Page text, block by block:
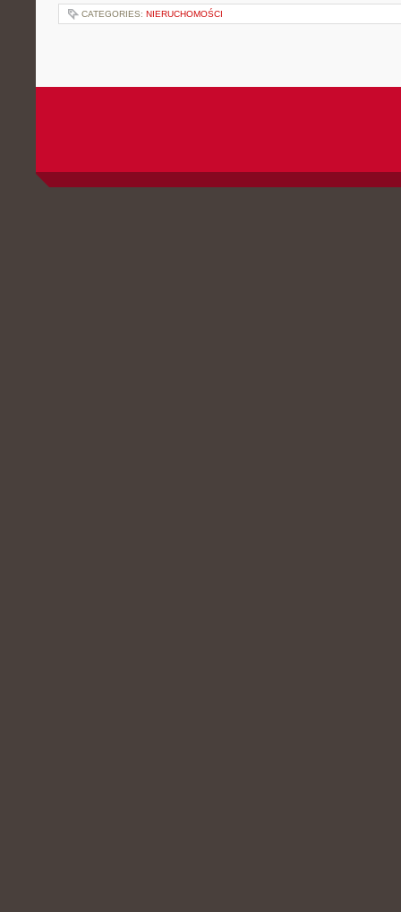
CATEGORIES: NIERUCHOMOŚCI